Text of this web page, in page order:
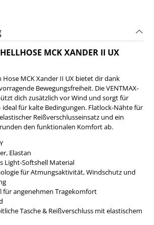
MCK XANDER II UX
Hose MCK Xander II UX bietet dir dank
Bewegungsfreiheit. Die VENTMAX-
dich zusätzlich vor Wind und sorgt für
ideal für kalte Bedingungen. Flatlock-Nähte für
Reißverschlusseinsatz und ein
den funktionalen Komfort ab.
Elastan
Light-Softshell Material
für Atmungsaktivität, Windschutz und
für angenehmen Tragekomfort
Tasche & Reißverschluss mit elastischem